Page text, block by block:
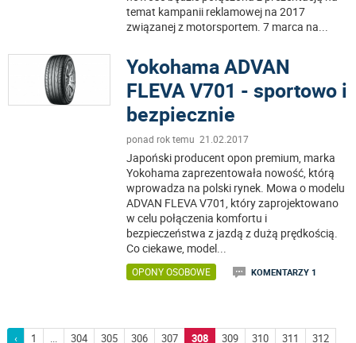
temat kampanii reklamowej na 2017
związanej z motorsportem. 7 marca na...
Yokohama ADVAN
FLEVA V701 - sportowo i
bezpiecznie
ponad rok temu 21.02.2017
Japoński producent opon premium, marka
Yokohama zaprezentowała nowość, którą
wprowadza na polski rynek. Mowa o modelu
ADVAN FLEVA V701, który zaprojektowano
w celu połączenia komfortu i
bezpieczeństwa z jazdą z dużą prędkością.
Co ciekawe, model...
OPONY OSOBOWE KOMENTARZY 1
‹ 1 ... 304 305 306 307 308 309 310 311
312